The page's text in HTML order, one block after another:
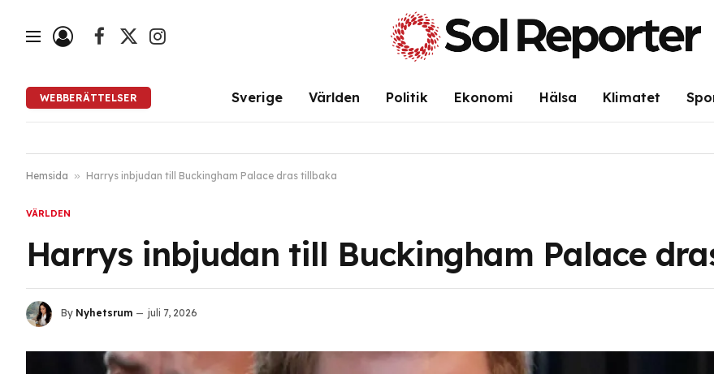
Facebook
X
Instagram
WEBBERÄTTELSER Sverige Världen Politik Ekonomi Hälsa Klimatet
Hemsida » Harrys inbjudan till Buckingham Palace dras tillbaka
VÄRLDEN
Harrys inbjudan till Buckingham Palace
By Nyhetsrum juli 7, 2026